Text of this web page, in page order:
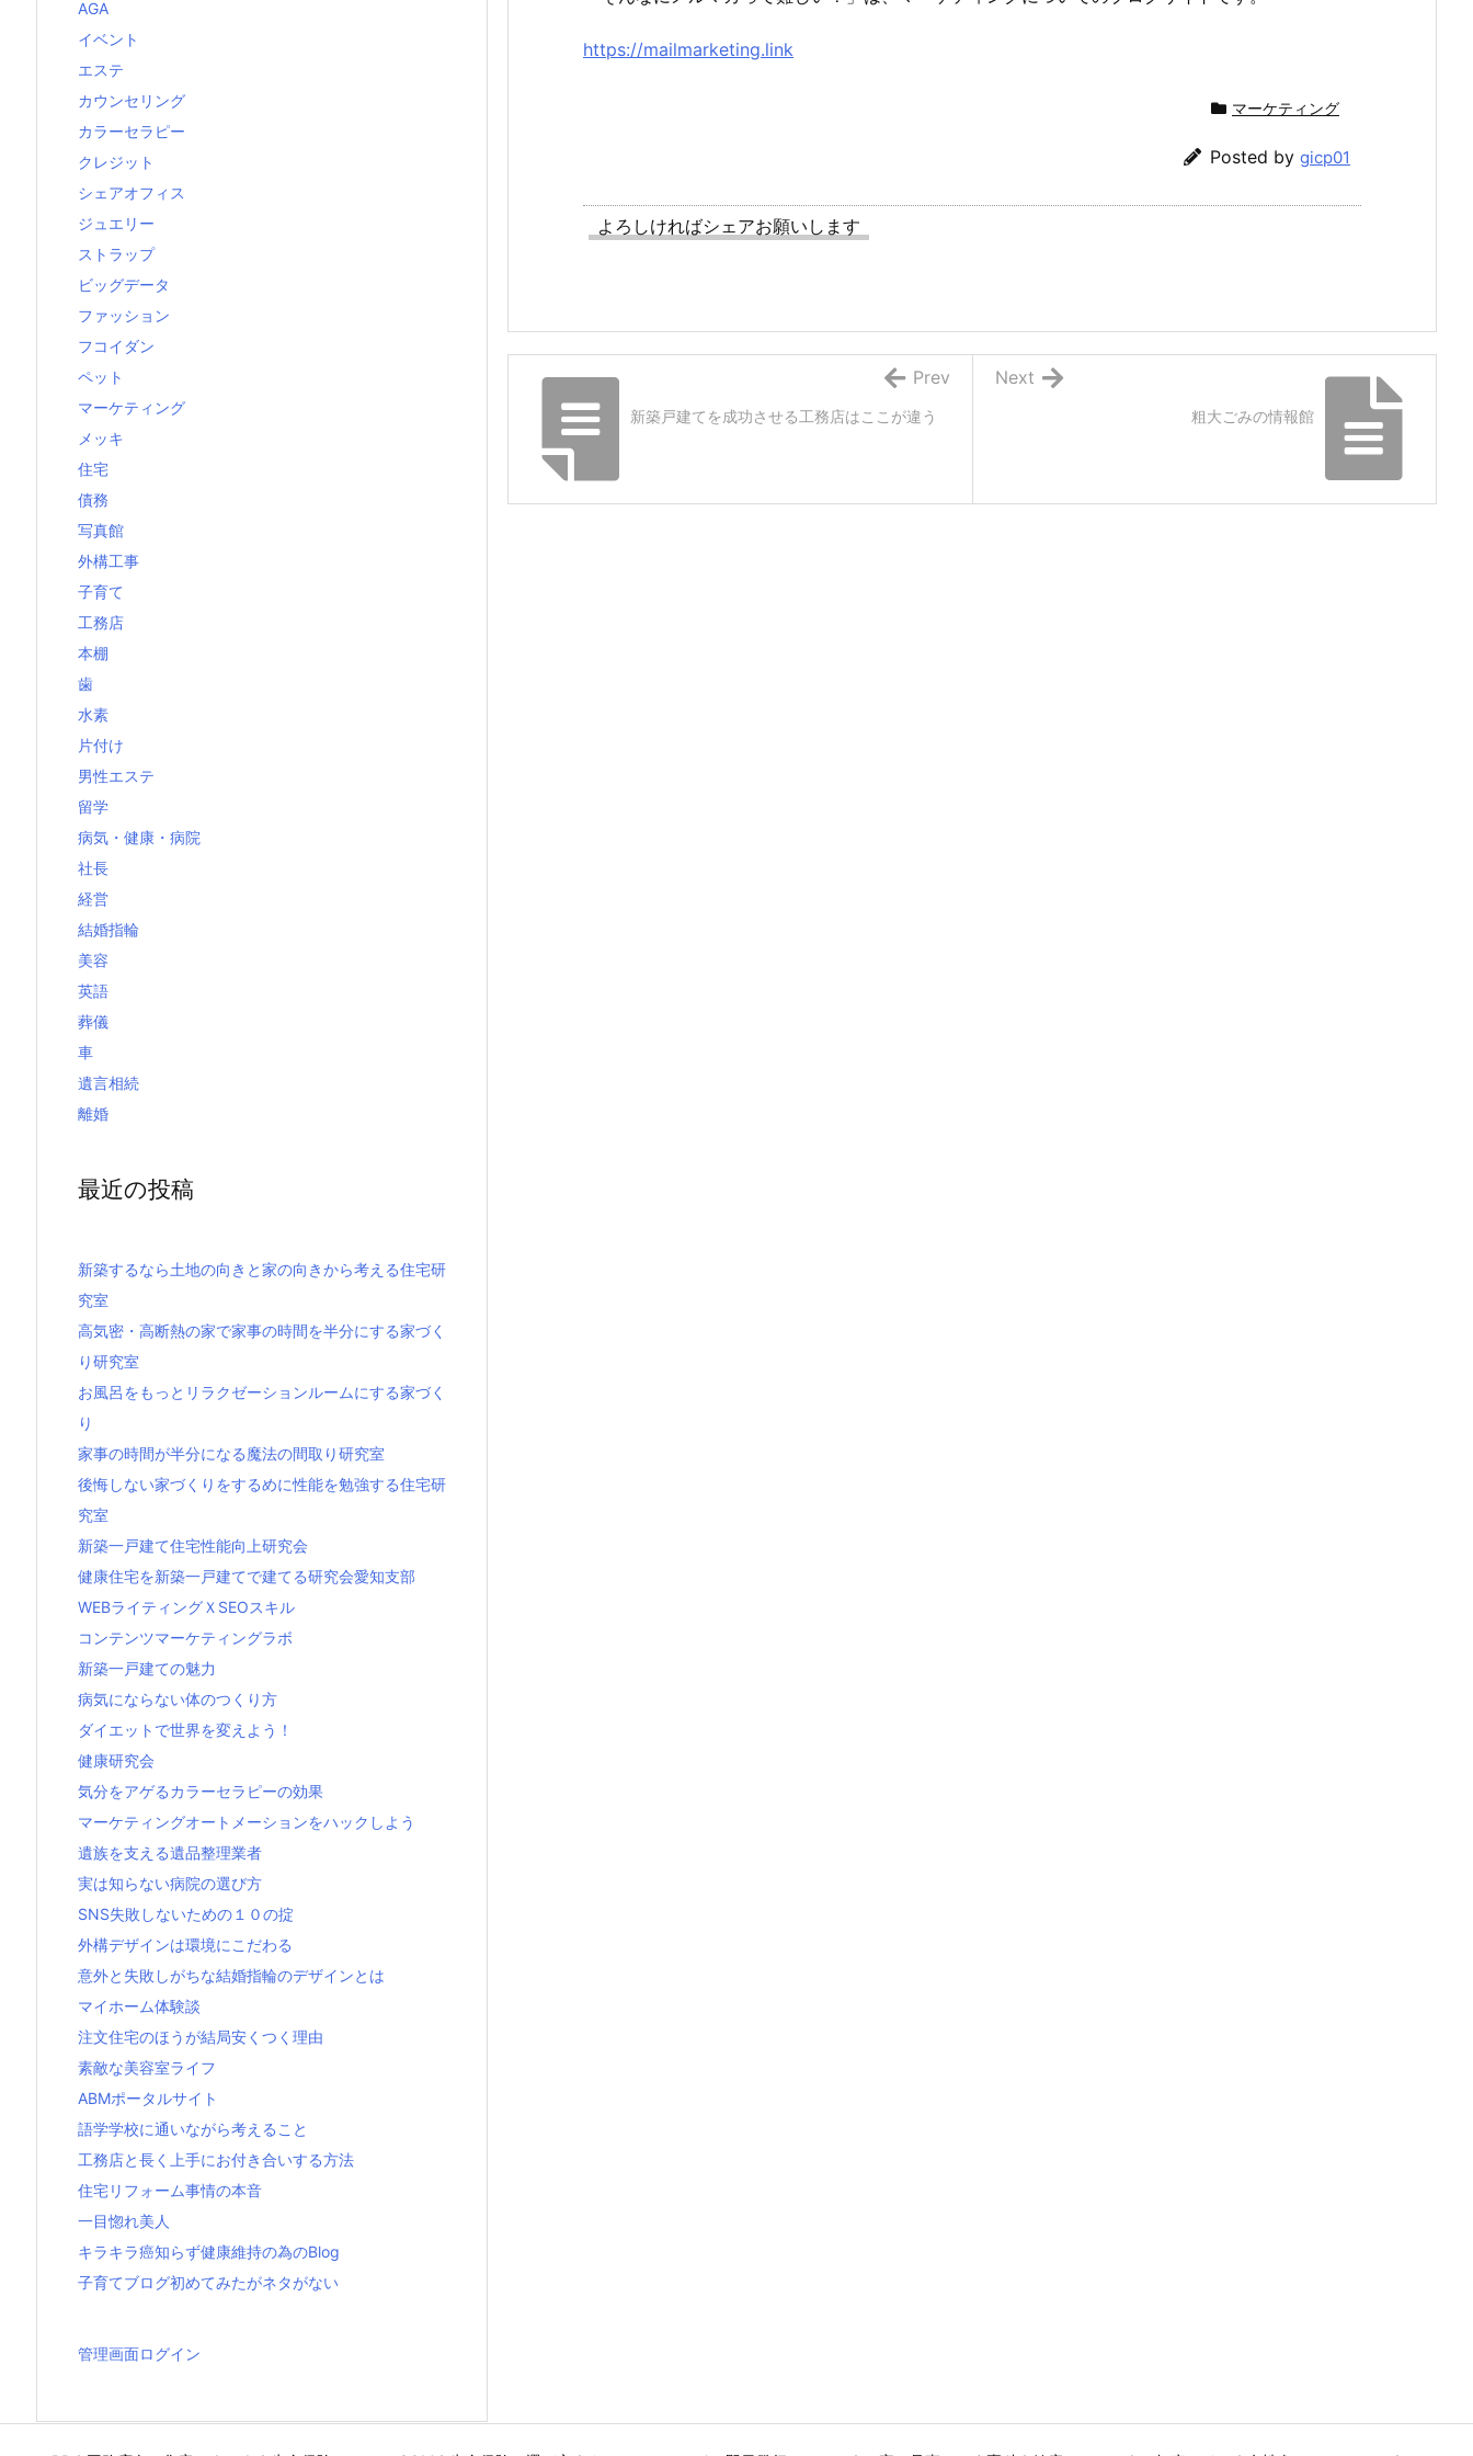
https://mailmarketing.link
マーケティング
Posted by gicp01
よろしければシェアお願いします
粗大ごみの情報館
Next
新築戸建てを成功させる工務店はここが違う
Prev
AGA
イベント
エステ
カウンセリング
カラーセラピー
クレジット
シェアオフィス
ジュエリー
ストラップ
ビッグデータ
ファッション
フコイダン
ペット
マーケティング
メッキ
住宅
債務
写真館
外構工事
子育て
工務店
本棚
歯
水素
片付け
男性エステ
留学
病気・健康・病院
社長
経営
結婚指輪
美容
英語
葬儀
車
遺言相続
離婚
最近の投稿
新築するなら土地の向きと家の向きから考える住宅研
究室
高気密・高断熱の家で家事の時間を半分にする家づく
り研究室
お風呂をもっとリラクゼーションルームにする家づく
り
家事の時間が半分になる魔法の間取り研究室
後悔しない家づくりをするめに性能を勉強する住宅研
究室
新築一戸建て住宅性能向上研究会
健康住宅を新築一戸建てで建てる研究会愛知支部
WEBライティングＸSEOスキル
コンテンツマーケティングラボ
新築一戸建ての魅力
病気にならない体のつくり方
ダイエットで世界を変えよう！
健康研究会
気分をアゲるカラーセラピーの効果
マーケティングオートメーションをハックしよう
遺族を支える遺品整理業者
実は知らない病院の選び方
SNS失敗しないための１０の掟
外構デザインは環境にこだわる
意外と失敗しがちな結婚指輪のデザインとは
マイホーム体験談
注文住宅のほうが結局安くつく理由
素敵な美容室ライフ
ABMポータルサイト
語学学校に通いながら考えること
工務店と長く上手にお付き合いする方法
住宅リフォーム事情の本音
一目惚れ美人
キラキラ癌知らず健康維持の為のBlog
子育てブログ初めてみたがネタがない
管理画面ログイン